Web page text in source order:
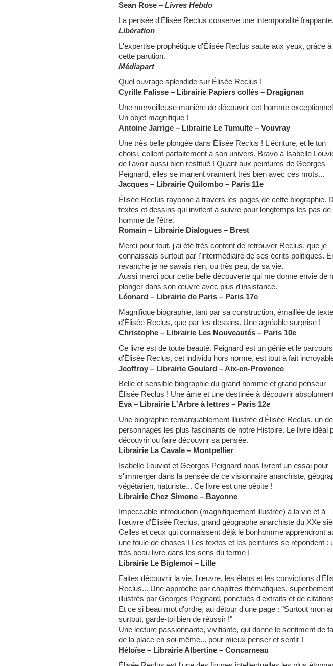
Sean Rose – Livres Hebdo
La pensée d'Élisée Reclus conserve une intemporalité frappante.
Libération
L'expertise prophétique d'Élisée Reclus saute aux yeux, grâce à
cette parution.
Médiapart
Quel ouvrage splendide sur Élisée Reclus !
Cyrille Falisse – Librairie Papiers collés – Dragignan
Une merveilleuse manière de découvrir cet homme
Un objet magnifique !
Antoine Jarrige – Librairie Le Tumulte – Vouvray
Une très belle plongée dans Élisée Reclus ! L'écriture, et le ton
choisi, collent parfaitement à son univers. Bravo à Isabelle
de l'avoir aussi bien restitué ! Quant aux peintures de Georges
Peignard, elles se marient vraiment très bien avec ces mots...
Jacques – Librairie Quilombo – Paris 11e
Élisée Reclus rayonne à travers les pages de cette biographie.
textes et dessins qui invitent à suivre pour longtemps les pas de
homme de l'être.
Romain – Librairie Dialogues – Brest
Merci pour tout, j'ai été très content de retrouver Reclus, que je
connaissais surtout par l'intermédiaire de ses écrits politiques.
revanche je ne savais rien, ou très peu, de sa vie.
Aussi merci pour cette belle découverte qui me donne envie de
plonger dans son œuvre avec plus d'insistance.
Léonard – Librairie de Paris – Paris 17e
Magnifique biographie, tant par sa construction, émaillée de
d'Élisée Reclus, que par les dessins. Une agréable surprise !
Christophe – Librairie Les Nouveautés – Paris 10e
Ce livre est de toute beauté. Peignard est un génie et le parcours
d'Élisée Reclus, cet individu hors norme, est tout à fait
Jeoffroy – Librairie Goulard – Aix-en-Provence
Belle et sensible biographie du grand homme et grand penseur
Élisée Reclus ! Une âme et une destinée à découvrir
Eva – Librairie L'Arbre à lettres – Paris 12e
Une biographie remarquablement illustrée d'Élisée Reclus, un
personnages les plus fascinants de notre Histoire. Le livre idéal
découvrir ou faire découvrir sa pensée.
Librairie La Cavale – Montpellier
Isabelle Louviot et Georges Peignard nous livrent un essai pour
s'immerger dans la pensée de ce visionnaire anarchiste,
végétarien, naturiste... Ce livre est une pépite !
Librairie Chez Simone – Bayonne
Impeccable introduction (magnifiquement illustrée) à la vie et à
l'œuvre d'Élisée Reclus, grand géographe anarchiste du XXe
Celles et ceux qui connaissent déjà le bonhomme apprendront
une foule de choses ! Les textes et les peintures se répondent :
très beau livre dans les sens du terme !
Librairie Le Biglemoi – Lille
Faites découvrir la vie, l'œuvre, les élans et les convictions
Reclus... Une approche par chapitres thématiques, superbement
illustrés par Georges Peignard, ponctués d'extraits et de
Et ce si beau mot d'ordre, au détour d'une page : "Surtout mon
surtout, garde-toi bien de réussir !"
Une lecture passionnante, vivifiante, qui donne le sentiment de
de la place en soi-même... pour mieux penser et sentir !
Héloïse – Librairie Albertine – Concarneau